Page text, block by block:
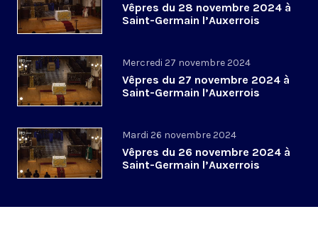
Vêpres du 28 novembre 2024 à
Saint-Germain l’Auxerrois
Mercredi 27 novembre 2024
Vêpres du 27 novembre 2024 à
Saint-Germain l’Auxerrois
Mardi 26 novembre 2024
Vêpres du 26 novembre 2024 à
Saint-Germain l’Auxerrois